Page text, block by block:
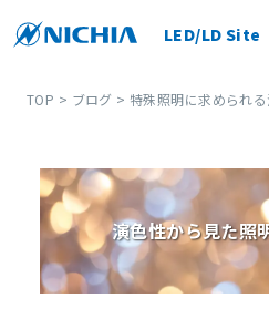
LED/LD Site
TOP > ブログ > 特殊照明に求められ
演色性から見た照